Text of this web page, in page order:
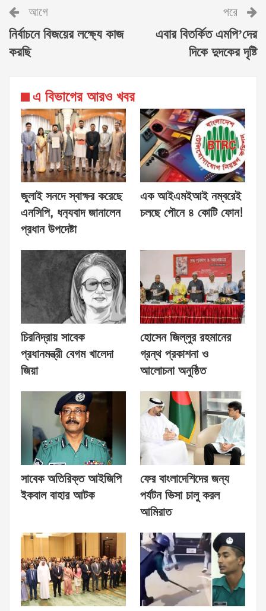
আগে
নির্বাচনে বিজয়ের লক্ষ্যে কাজ
করছি
পরে
এবার বিতর্কিত এমপি’দের
দিকে দুদকের দৃষ্টি
এ বিভাগের আরও খবর
জুলাই সনদে স্বাক্ষর করেছে
এনসিপি, ধন‍্যবাদ জানালেন
প্রধান উপদেষ্টা
এক আইএমইআই নম্বরেই
চলছে পৌনে ৪ কোটি ফোন!
চিরনিদ্রায় সাবেক
প্রধানমন্ত্রী বেগম খালেদা
জিয়া
হোসেন জিল্লুর রহমানের
গ্রন্থ প্রকাশনা ও
আলোচনা অনুষ্ঠিত
সাবেক অতিরিক্ত আইজিপি
ইকবাল বাহার আটক
ফের বাংলাদেশিদের জন্য
পর্যটন ভিসা চালু করল
আমিরাত